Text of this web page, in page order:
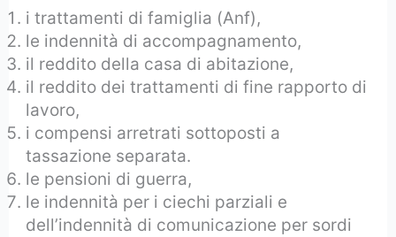
i trattamenti di famiglia (Anf),
le indennità di accompagnamento,
il reddito della casa di abitazione,
il reddito dei trattamenti di fine rapporto di
lavoro,
i compensi arretrati sottoposti a
tassazione separata.
le pensioni di guerra,
le indennità per i ciechi parziali e
dell’indennità di comunicazione per sordi